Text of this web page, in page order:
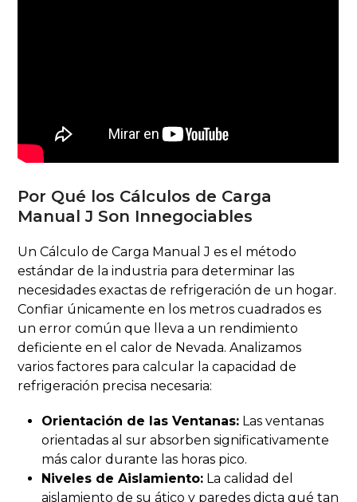
Por Qué los Cálculos de Carga
Manual J Son Innegociables
Un Cálculo de Carga Manual J es el método
estándar de la industria para determinar las
necesidades exactas de refrigeración de un hogar.
Confiar únicamente en los metros cuadrados es
un error común que lleva a un rendimiento
deficiente en el calor de Nevada. Analizamos
varios factores para calcular la capacidad de
refrigeración precisa necesaria:
Orientación de las Ventanas: Las ventanas
orientadas al sur absorben significativamente
más calor durante las horas pico.
Niveles de Aislamiento: La calidad del
aislamiento de su ático y paredes dicta qué tan